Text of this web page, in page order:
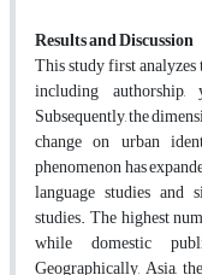
Results and Discussion
This study first
including
Subsequently, the
change on urban
phenomenon has
language studies and
studies. The highest
while domestic